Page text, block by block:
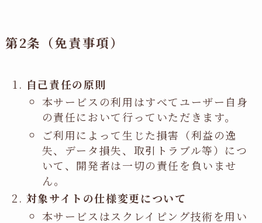
第2条（免責事項）
自己責任の原則
本サービスの利用はすべてユーザー自身
の責任において行っていただきます。
ご利用によって生じた損害（利益の逸
失、データ損失、取引トラブル等）につ
いて、開発者は一切の責任を負いませ
ん。
対象サイトの仕様変更について
本サービスはスクレイピング技術を用い